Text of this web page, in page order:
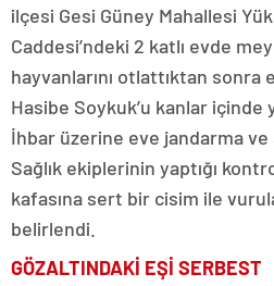
ilçesi Gesi Güney Mahallesi
Caddesi’ndeki 2 katlı evde
hayvanlarını otlattıktan sonra
Hasibe Soykuk’u kanlar içinde
İhbar üzerine eve jandarma ve
Sağlık ekiplerinin yaptığı
kafasına sert bir cisim ile
belirlendi.
GÖZALTINDAKİ EŞİ SERBEST